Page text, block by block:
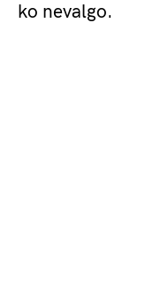
ko nevalgo.